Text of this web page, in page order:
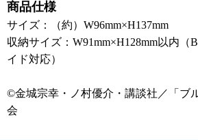
商品仕様
サイズ：（約）W96mm×H137mm
収納サイズ：W91mm×H128mm以内（
イド対応）
©金城宗幸・ノ村優介・講談社／「ブ
会